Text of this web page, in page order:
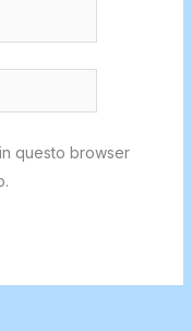
questo browser